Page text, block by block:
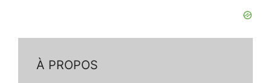
À PROPOS